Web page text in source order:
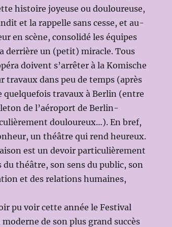
histoire joyeuse ou douloureuse,
et la rappelle sans cesse, et au-
en scène, consolidé les équipes
derrière un (petit) miracle. Tous
doivent s’arrêter à la Komische
travaux dans peu de temps (après
quelquefois travaux à Berlin (entre
de l’aéroport de Berlin-
douloureux…). En bref,
un théâtre qui rend heureux.
est un devoir particulièrement
théâtre, son sens du public, son
et des relations humaines,
pu voir cette année le Festival
de son plus grand succès